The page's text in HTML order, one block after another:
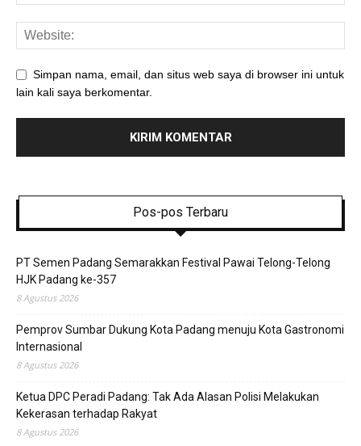
Simpan nama, email, dan situs web saya di browser ini untuk
lain kali saya berkomentar.
Pos-pos Terbaru
PT Semen Padang Semarakkan Festival Pawai Telong-Telong
HJK Padang ke-357
8 Agustus 2026
Pemprov Sumbar Dukung Kota Padang menuju Kota Gastronomi
Internasional
8 Agustus 2026
Ketua DPC Peradi Padang: Tak Ada Alasan Polisi Melakukan
Kekerasan terhadap Rakyat
8 Agustus 2026